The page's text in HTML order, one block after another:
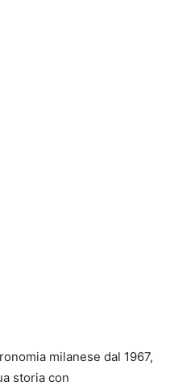
milanese dal 1967,
storia con